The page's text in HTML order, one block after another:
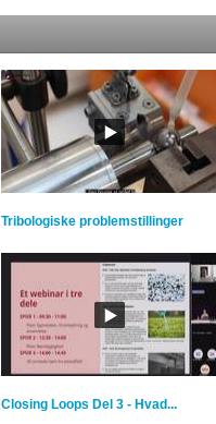
Tribologiske problemstillinger
Closing Loops Del 3 - Hvad...